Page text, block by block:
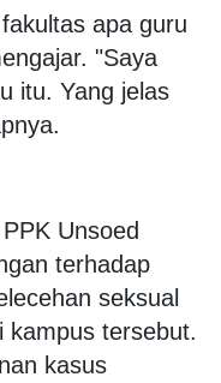
apa guru
"Saya
itu. Yang jelas
Unsoed
terhadap
seksual
kampus tersebut.
kasus